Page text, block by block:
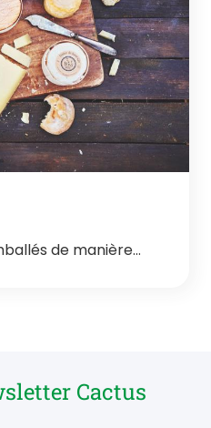
de manière…
Cactus